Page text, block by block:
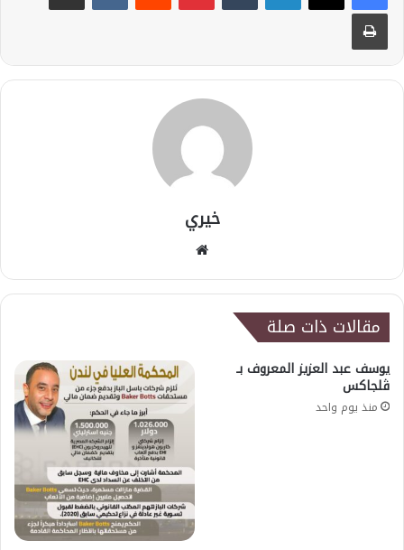
طباعة
خيري
مقالات ذات صلة
يوسف عبد العزيز المعروف بـ
ڤلجاكس
منذ يوم واحد